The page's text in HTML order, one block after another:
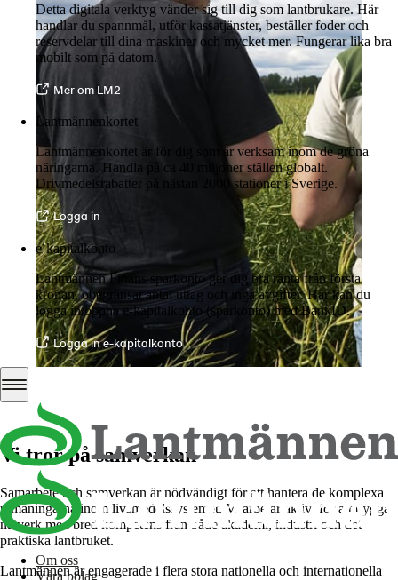
Detta digitala verktyg vänder sig till dig som lantbrukare. Här
handlar du spannmål, utför kassatjänster, beställer foder och
reservdelar till dina maskiner och mycket mer. Fungerar lika bra
mobilt som på datorn.
Mer om LM2
Lantmännenkortet
Lantmännenkortet är för dig som är verksam inom de gröna
näringarna. Handla på ca 40 miljoner ställen globalt.
Drivmedelsrabatter på nästan 2000 stationer i Sverige.
Logga in
e-kapitalkonto
Lantmännen Finans sparkonto ger dig bra ränta från första
kronan, obegränsat antal uttag och inga avgifter. Här kan du
logga in/öppna e-kapitalkonto (sparkonto) med BankID.
Logga in e-kapitalkonto
Om oss
Våra bolag
Vi tror på samverkan
Samarbete och samverkan är nödvändigt för att hantera de komplexa
utmaningarna inom livsmedelssystemet. Vi arbetar aktivt för att bygga
nätverk med bred kompetens från både akademi, industri och det
praktiska lantbruket.
Lantmännen är engagerade i flera stora nationella och internationella